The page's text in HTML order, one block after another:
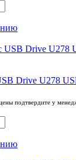
Drive U278
подтвердите у